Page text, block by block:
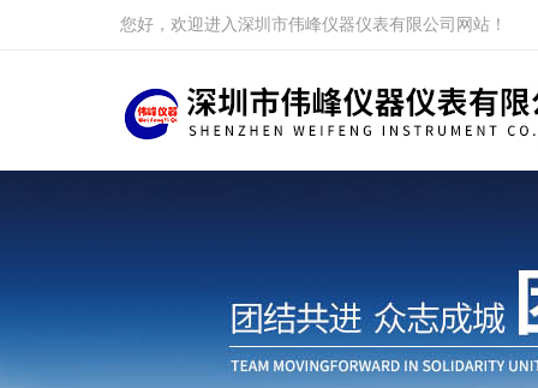
您好，欢迎进入深圳市伟峰仪器仪表有限公司网站！